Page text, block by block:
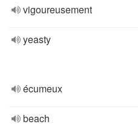
vigoureusement
yeasty
écumeux
beach